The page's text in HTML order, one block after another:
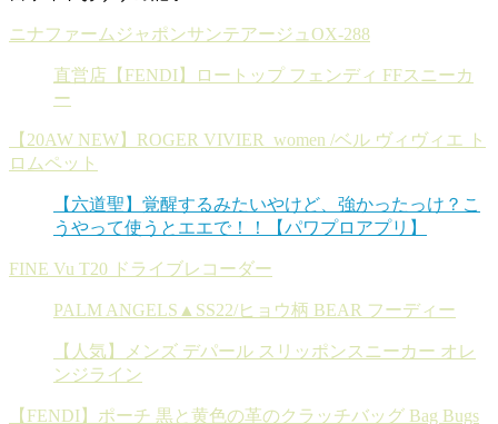
ニナファームジャポンサンテアージュOX-288
直営店【FENDI】ロートップ フェンディ FFスニーカ
ー
【20AW NEW】ROGER VIVIER_women /ベル ヴィヴィエ ト
ロムペット
【六道聖】覚醒するみたいやけど、強かったっけ？こ
うやって使うとエエで！！【パワプロアプリ】
FINE Vu T20 ドライブレコーダー
PALM ANGELS▲SS22/ヒョウ柄 BEAR フーディー
【人気】メンズ デパール スリッポンスニーカー オレ
ンジライン
【FENDI】ポーチ 黒と黄色の革のクラッチバッグ Bag Bugs